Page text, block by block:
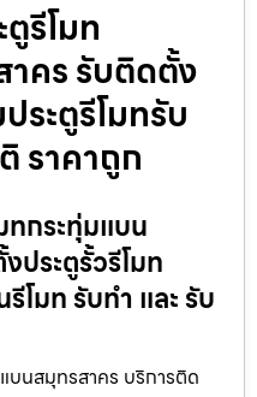
รีโมท
คร รับติดตั้ง
ระตูรีโมทรับ
ราคาถูก
ทกระทุ่มแบน
ประตูรั้วรีโมท
โมท รับทำ และ รับ
บนสมุทรสาคร บริการติด